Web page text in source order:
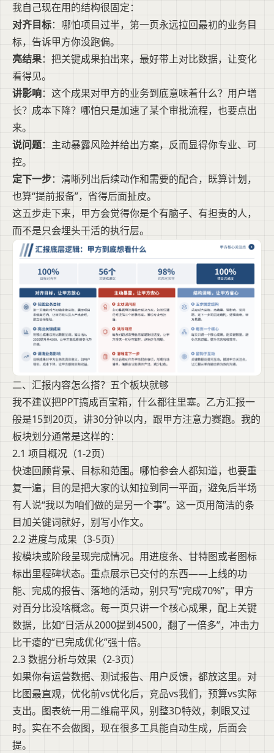
我自己现在用的结构很固定：
对齐目标：哪怕项目过半，第一页永远拉回最初的业务目
标，告诉甲方你没跑偏。
亮结果：把关键成果拍出来，最好带上对比数据，让变化
看得见。
讲影响：这个成果对甲方的业务到底意味着什么？用户增
长？成本下降？哪怕只是加速了某个审批流程，也要点出
来。
说问题：主动暴露风险并给出方案，反而显得你专业、可
控。
定下一步：清晰列出后续动作和需要的配合，既算计划，
也算“提前报备”，省得后面扯皮。
这五步走下来，甲方会觉得你是个有脑子、有担责的人，
而不是只会埋头干活的执行层。
二、汇报内容怎么搭？五个板块就够
我不建议把PPT搞成百宝箱，什么都往里塞。乙方汇报一
般是15到20页，讲30分钟以内，跟甲方注意力赛跑。我的
板块划分通常是这样的：
2.1 项目概况（1-2页）
快速回顾背景、目标和范围。哪怕参会人都知道，也要重
复一遍，目的是把大家的认知拉到同一平面，避免后半场
有人说“我以为咱们做的是另一个事”。这一页用简洁的条
目加关键词就好，别写小作文。
2.2 进度与成果（3-5页）
按模块或阶段呈现完成情况。用进度条、甘特图或者图标
标出里程碑状态。重点展示已交付的东西——上线的功
能、完成的报告、落地的活动，别只写“完成70%”，甲方
对百分比没啥概念。每一页只讲一个核心成果，配上关键
数据，比如“日活从2000提到4500，翻了一倍多”，冲击力
比干瘪的“已完成优化”强十倍。
2.3 数据分析与效果（2-3页）
如果你有运营数据、测试报告、用户反馈，都放这里。对
比图最直观，优化前vs优化后，竞品vs我们，预算vs实际
支出。图表统一用二维扁平风，别整3D特效，刺眼又过
时。实在不会做图，现在很多工具能自动生成，后面会
提。